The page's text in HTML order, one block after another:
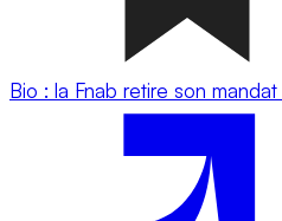
Bio : la Fnab retire son